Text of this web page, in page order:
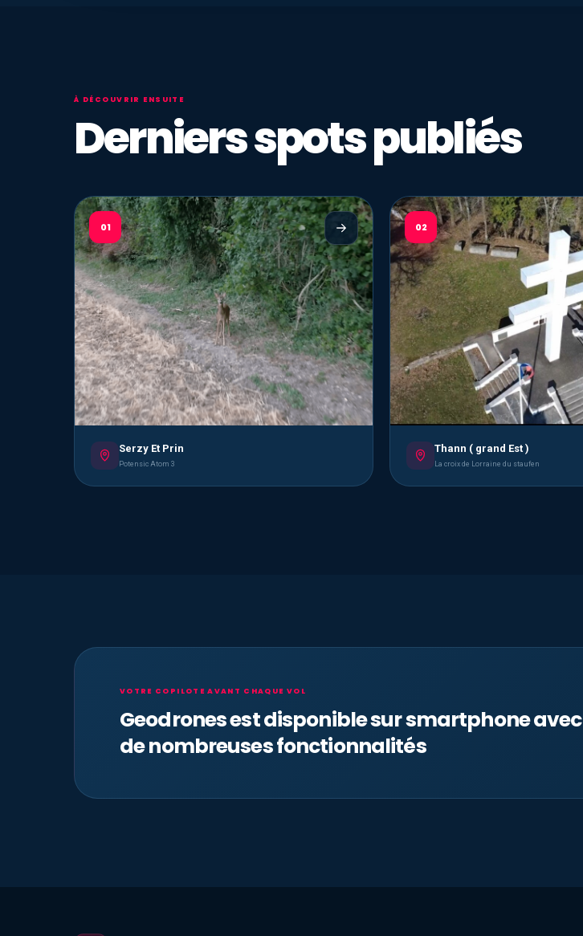
À DÉCOUVRIR ENSUITE
Derniers spots publiés
01
Serzy Et Prin
Potensic Atom 3
02
Thann ( grand Est )
La croix de Lorraine du staufen
VOTRE COPILOTE AVANT CHAQUE VOL
Geodrones est disponible sur smartphone avec
de nombreuses fonctionnalités